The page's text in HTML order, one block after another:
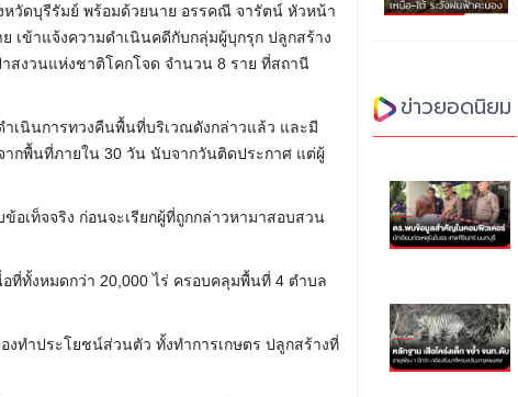
หวัดบุรีรัมย์ พร้อมด้วยนาย อรรคณี จารัตน์ หัวหน้า
เข้าแจ้งความดำเนินคดีกับกลุ่มผู้บุกรุก ปลูกสร้าง
สงวนแห่งชาติโคกโจด จำนวน 8 ราย ที่สถานี
เนินการทวงคืนพื้นที่บริเวณดังกล่าวแล้ว และมี
ากพื้นที่ภายใน 30 วัน นับจากวันติดประกาศ แต่ผู้
อเท็จจริง ก่อนจะเรียกผู้ที่ถูกกล่าวหามาสอบสวน
ที่ทั้งหมดกว่า 20,000 ไร่ ครอบคลุมพื้นที่ 4 ตำบล
ทำประโยชน์ส่วนตัว ทั้งทำการเกษตร ปลูกสร้างที่
ข่าวยอดนิยม